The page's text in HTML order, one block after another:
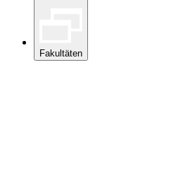
Fakultäten